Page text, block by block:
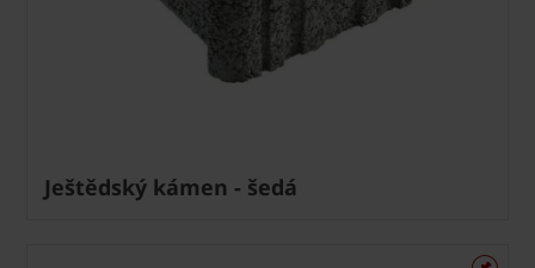
Ještědský kámen - šedá